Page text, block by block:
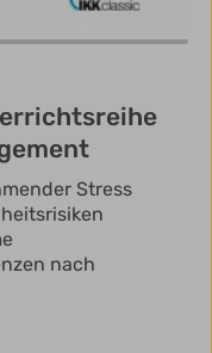
Stress
nach